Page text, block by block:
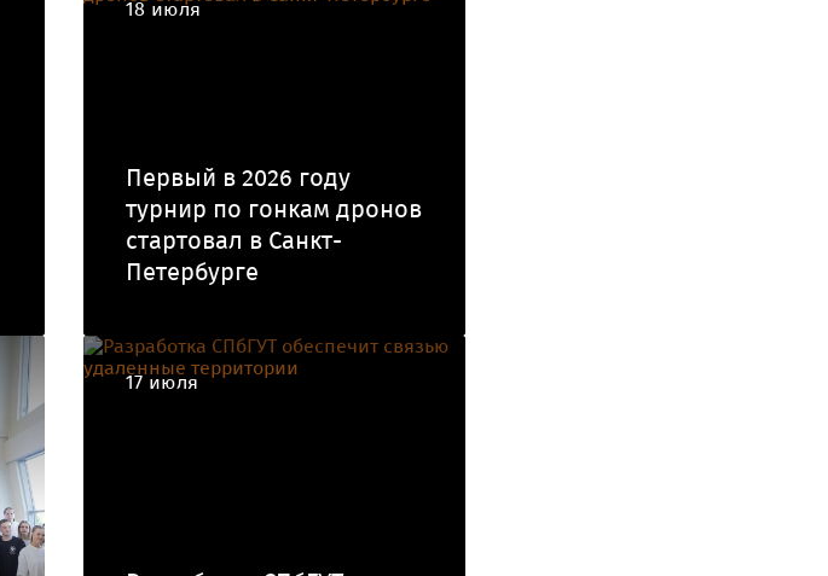
18 июля
Первый в 2026 году
турнир по гонкам дронов
стартовал в Санкт-
Петербурге
17 июля